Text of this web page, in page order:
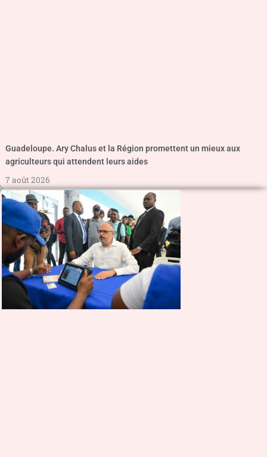
Guadeloupe. Ary Chalus et la Région promettent un mieux aux
agriculteurs qui attendent leurs aides
7 août 2026